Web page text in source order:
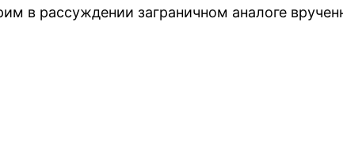
в рассуждении заграничном аналоге